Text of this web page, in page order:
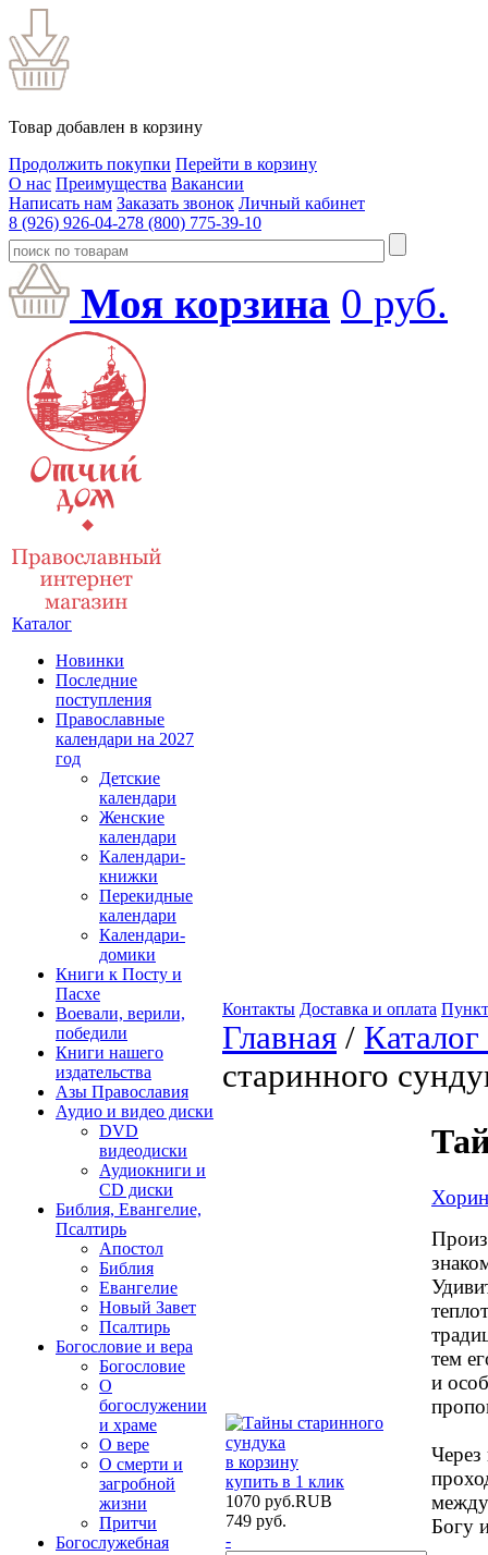
Товар добавлен в корзину
Продолжить покупки Перейти в корзину
О нас Преимущества Вакансии
Написать нам Заказать звонок Личный кабинет
8 (926) 926-04-278 (800) 775-39-10
Моя корзина 0 руб.
Каталог
Новинки
Последние
поступления
Православные
календари на 2027
год
Детские
календари
Женские
календари
Календари-
книжки
Перекидные
календари
Календари-
домики
Книги к Посту и
Пасхе
Воевали, верили,
победили
Книги нашего
издательства
Азы Православия
Аудио и видео диски
DVD
видеодиски
Аудиокниги и
CD диски
Библия, Евангелие,
Псалтирь
Апостол
Библия
Евангелие
Новый Завет
Псалтирь
Богословие и вера
Богословие
О
богослужении
и храме
О вере
О смерти и
загробной
жизни
Притчи
Богослужебная
Контакты Доставка и оплата
Главная /
старинного
в корзину
купить в 1 клик
1070 руб.RUB
749 руб.
-
тем
и
Богу